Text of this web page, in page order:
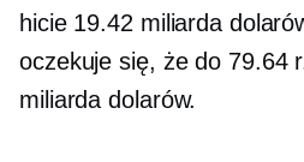
hicie 19.42 miliarda
oczekuje się, że do 79.64
miliarda dolarów.